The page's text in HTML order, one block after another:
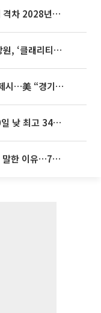
종부세 개편에도…1·3주택 종부세 격차 2028년부터 확대
미국, 가상자산 포괄 규제 속도…상원, ‘클래리티법’ 9월 절차투표 추진
이란, 미국에 호르무즈 합의 조건 제시…美 “경기 아직 안 끝나” [종합]
[내일 날씨] 전국 무더위 계속…10일 낮 최고 34도 육박
추미애가 페이스북서 네 번 재정을 말한 이유…7700억 추경 열쇠는 도의회에